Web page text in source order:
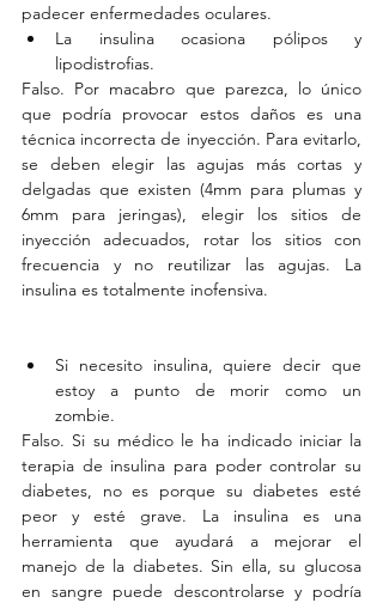
padecer enfermedades oculares.
La insulina ocasiona pólipos y
lipodistrofias.
Falso. Por macabro que parezca, lo único
que podría provocar estos daños es una
técnica incorrecta de inyección. Para evitarlo,
se deben elegir las agujas más cortas y
delgadas que existen (4mm para plumas y
6mm para jeringas), elegir los sitios de
inyección adecuados, rotar los sitios con
frecuencia y no reutilizar las agujas. La
insulina es totalmente inofensiva.
Si necesito insulina, quiere decir que
estoy a punto de morir como un
zombie.
Falso. Si su médico le ha indicado iniciar la
terapia de insulina para poder controlar su
diabetes, no es porque su diabetes esté
peor y esté grave. La insulina es una
herramienta que ayudará a mejorar el
manejo de la diabetes. Sin ella, su glucosa
en sangre puede descontrolarse y podría